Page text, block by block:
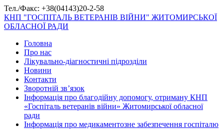
Тел./Факс: +38(04143)20-2-58
КНП "ГОСПІТАЛЬ ВЕТЕРАНІВ ВІЙНИ" ЖИТОМИРСЬКОЇ
ОБЛАСНОЇ РАДИ
Головна
Про нас
Лікувально-діагностичні підрозділи
Новини
Контакти
Зворотній зв’язок
Інформація про благодійну допомогу, отриману КНП
«Госпіталь ветеранів війни» Житомирської обласної
ради
Інформація про медикаментозне забезпечення госпіталю